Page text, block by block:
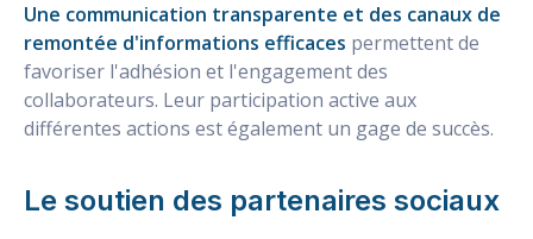
Une communication transparente et des canaux de
remontée d'informations efficaces permettent de
favoriser l'adhésion et l'engagement des
collaborateurs. Leur participation active aux
différentes actions est également un gage de succès.
Le soutien des partenaires sociaux